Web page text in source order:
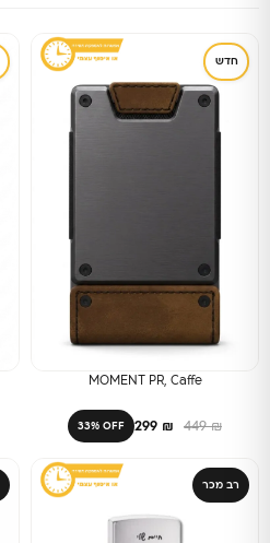
חדש
MOMENT PR, Caffe
₪
449
₪
33% OFF
רב מכר